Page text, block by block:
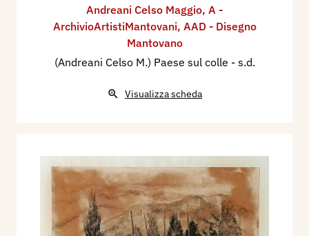
Andreani Celso Maggio, A -
ArchivioArtistiMantovani, AAD - Disegno
Mantovano
(Andreani Celso M.) Paese sul colle - s.d.
Visualizza scheda